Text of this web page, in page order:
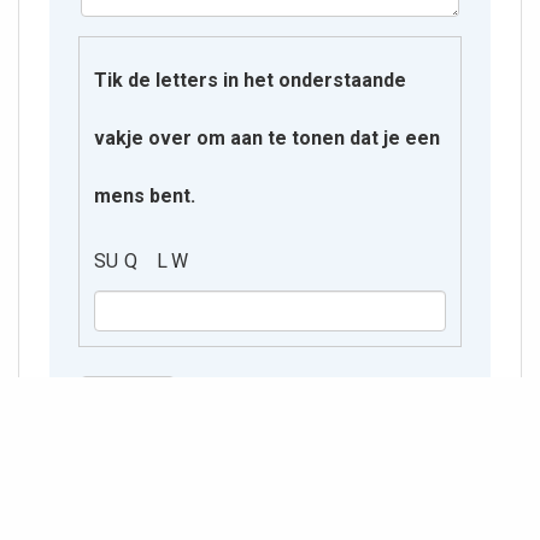
Tik de letters in het onderstaande
vakje over om aan te tonen dat je een
mens bent.
S​ U Q L W